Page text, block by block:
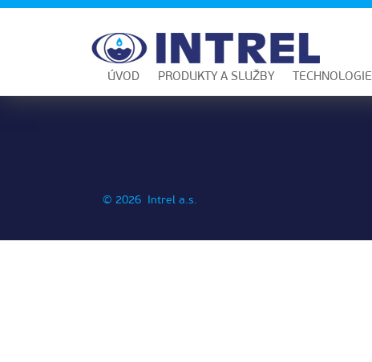
ÚVOD PRODUKTY A SLUŽBY TECHNOLOGIE
© 2026 Intrel a.s.